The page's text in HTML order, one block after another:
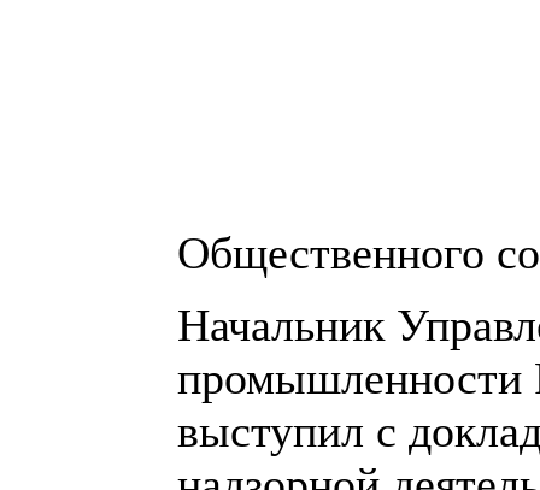
Общественного
Начальник
промышленности
выступил с